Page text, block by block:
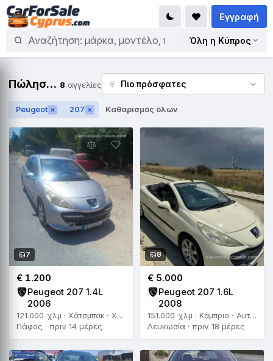
Όλη η Κύπρος
Εγγραφή
Πώληση Peugeot 207 8 αγγελίες
Peugeot ✕ 207 ✕ Καθαρισμός όλων
7
€ 1.200
Peugeot 207 1.4L
2006
121.000 χλμ · Χάτσμπακ · Χειροκίνητο
Πάφος · πριν 14 μέρες
8
€ 5.000
Peugeot 207 1.6L
2008
151.000 χλμ · Κάμπριο · Αυτόματο
Λευκωσία · πριν 18 μέρες